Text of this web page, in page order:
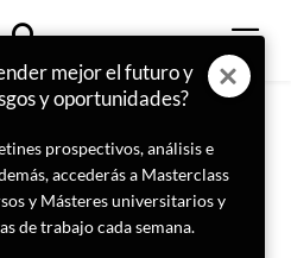
análisis
ámbito de la
mejor el futuro y
y oportunidades?
prospectivos, análisis e
accederás a Masterclass
y Másteres universitarios y
de trabajo cada semana.